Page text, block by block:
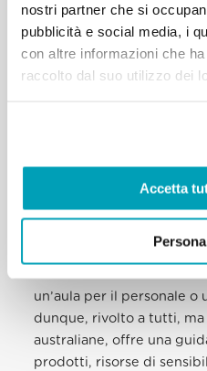
nostri partner che si
pubblicità e social media, i
con altre informazioni che
raccolto dal suo utilizzo dei
Accetta
certificati CfA e incentrati
Comunicazione ed
per i rifugiati favorisce,
carriera e, al momento
L’Australian Catholic
Humans, in
Melbourne e l’Arcidiocesi
sviluppato unkit di risorse
abitazioni, che incentivi
un’aula per il personale o
dunque, rivolto a tutti,
australiane, offre una
prodotti, risorse di